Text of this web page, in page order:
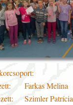
Farkas Melina
Szimler Patrícia